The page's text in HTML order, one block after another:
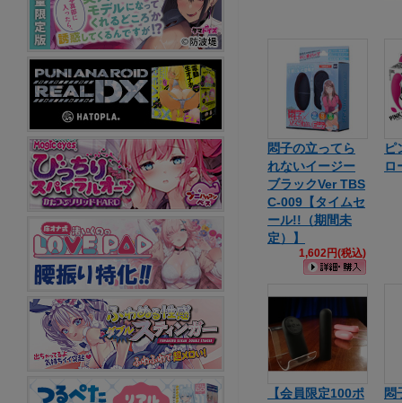
悶子の立ってら
れないイージー
ブラックVer TBS
C-009【タイムセ
ール!!（期間未
定）】
1,602円(税込)
ピ
ロ
【会員限定100ポ
悶